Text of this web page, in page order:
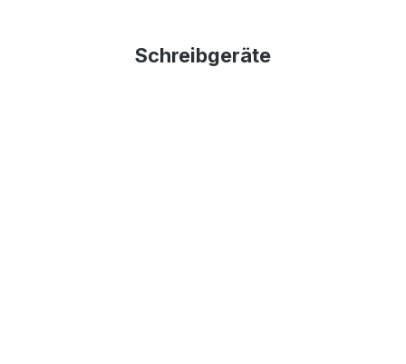
Schreibgeräte